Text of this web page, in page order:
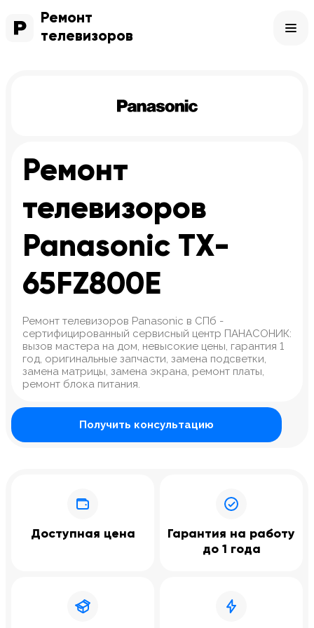
Ремонт
телевизоров
Ремонт
телевизоров
Panasonic TX-
65FZ800E
Ремонт телевизоров Panasonic в СПб -
сертифицированный сервисный центр ПАНАСОНИК:
вызов мастера на дом, невысокие цены, гарантия 1
год, оригинальные запчасти, замена подсветки,
замена матрицы, замена экрана, ремонт платы,
ремонт блока питания.
Получить консультацию
Доступная цена
Гарантия на работу
до 1 года